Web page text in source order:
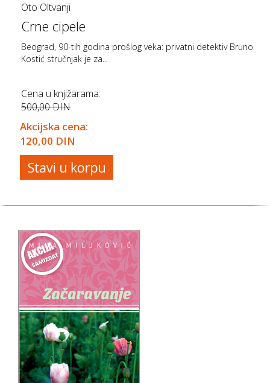
Oto Oltvanji
Crne cipele
Beograd, 90-tih godina prošlog veka: privatni detektiv Bruno
Kostić stručnjak je za...
Cena u knjižarama:
500,00 DIN
Akcijska cena:
120,00 DIN